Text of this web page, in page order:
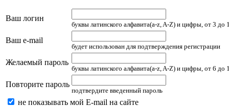
Ваш логин
буквы латинского алфавита(a-z, A-Z) и цифры, от 3 до
Ваш e-mail
будет использован для подтверждения регистрации
Желаемый пароль
буквы латинского алфавита(a-z, A-Z) и цифры, от 6 до
Повторите пароль
подтвердите введенный пароль
не показывать мой E-mail на сайте